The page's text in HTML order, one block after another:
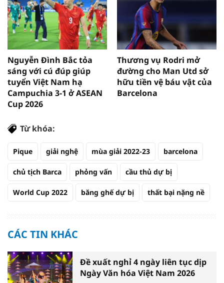
Nguyễn Đình Bắc tỏa
sáng với cú đúp giúp
tuyển Việt Nam hạ
Campuchia 3-1 ở ASEAN
Cup 2026
Thương vụ Rodri mở
đường cho Man Utd sở
hữu tiền vệ báu vật của
Barcelona
Từ khóa:
Pique giải nghệ mùa giải 2022-23 barcelona
chủ tịch Barca phỏng vấn cầu thủ dự bị
World Cup 2022 băng ghế dự bị thất bại nặng nề
CÁC TIN KHÁC
Đề xuất nghỉ 4 ngày liên tục dịp
Ngày Văn hóa Việt Nam 2026